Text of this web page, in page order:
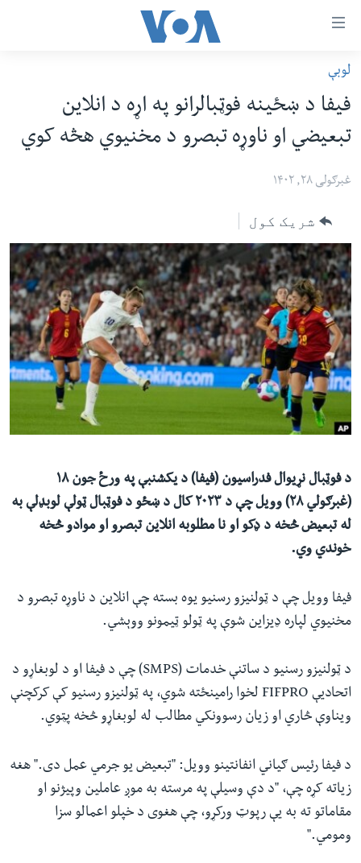
رسي
وړ
اتصالات
متن
شئ
عمومي
لارښود
ته
لاړ
شئ
ځای
شئ
افغانستان
سیمه
امریکا
ښځې او نجونې
ځوانان
د بیان ازادي
روغتیا
سرمقاله
له مونږ سره په تماس کې پاتې شئ
ژبې
لوبې
فیفا د ښځینه فوټبالرانو په اړه د انلاین
تبعیضي او ناوړه تبصرو د مخنیوي هڅه کوي
غبرګولی ۲۸, ۱۴۰۲
شریک کول
د فوټبال نړیوال فدراسیون (فیفا) د یکشنبې په ورځ جون ۱۸
(غبرګولي ۲۸) وویل چې د ۲۰۲۳ کال د ښځو د فوټبال ټولې لوبډلې به
له تبعیض څخه د ډکو او نا مطلوبه انلاین تبصرو او موادو څخه
خوندي وي.
فیفا وویل چې د ټولنیزو رسنیو یوه بسته چې انلاین د ناوړه تبصرو د
مخنیوي لپاره ډیزاین شوې په ټولو ټیمونو ووېشي.
د ټولنیزو رسنیو د ساتنې خدمات (SMPS) چې د فیفا او د لوبغاړو د
اتحادیې FIFPRO لخوا رامینځته شوي، په ټولنیزو رسنیو کې کرکچنې
ویناوې څاري او زیان رسوونکي مطالب له لوبغاړو څخه پټوي.
د فیفا رئیس ګیاني انفانتینو وویل: "تبعیض یو جرمي عمل دی." هغه
زیاته کړه چې، "د دې وسیلې په مرسته به موږ عاملین وپیژنو او
مقاماتو ته به یې رپوټ ورکړو، چې هغوی د خپلو اعمالو سزا
ومومي."